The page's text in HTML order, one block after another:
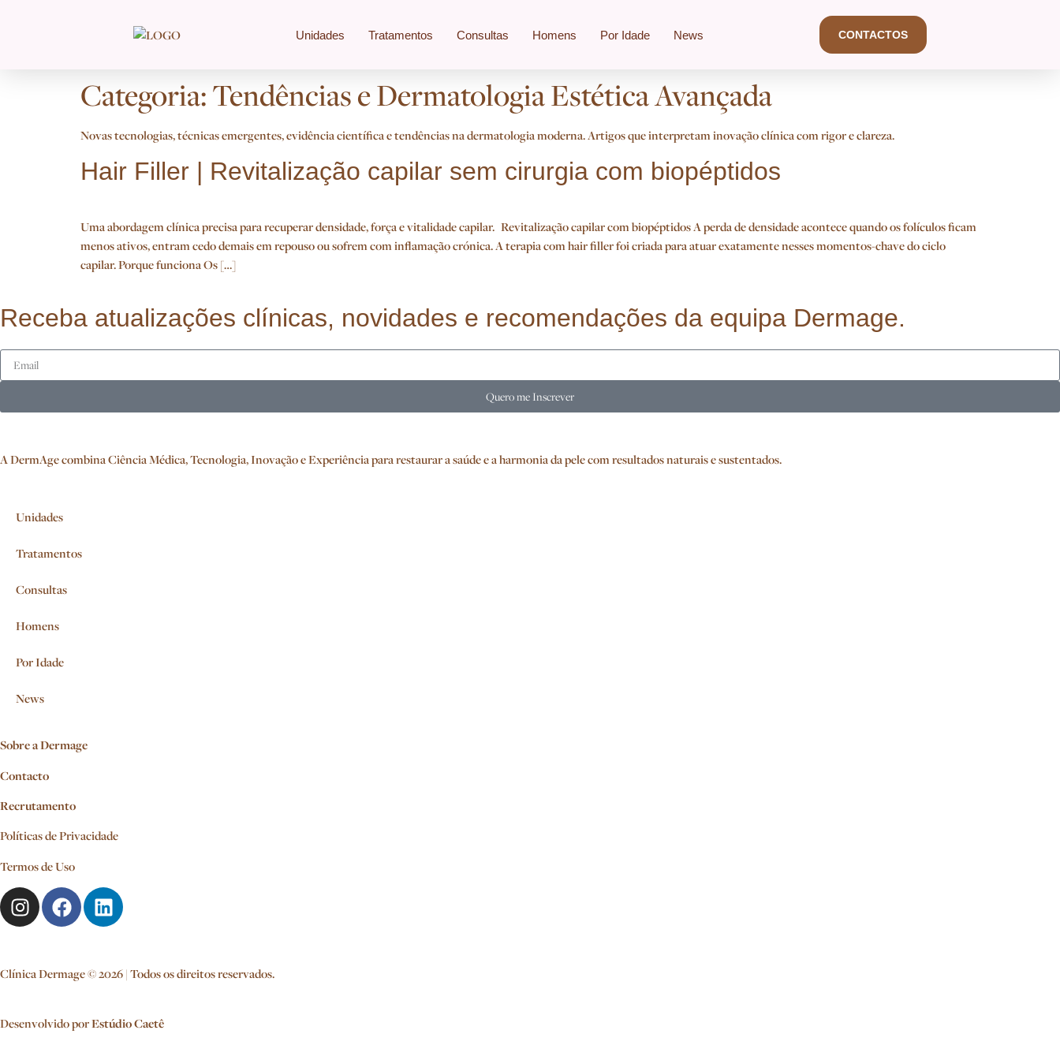
Unidades Tratamentos Consultas Homens Por Idade News CONTACTOS
Categoria:Tendências e Dermatologia Estética Avançada
Novas tecnologias, técnicas emergentes, evidência científica e tendências na dermatologia moderna. Artigos que interpretam inovação clínica com rigor e clareza.
Hair Filler | Revitalização capilar sem cirurgia com biopéptidos
Uma abordagem clínica precisa para recuperar densidade, força e vitalidade capilar. Revitalização capilar com biopéptidos A perda de densidade acontece quando os folículos ficam
menos ativos, entram cedo demais em repouso ou sofrem com inflamação crónica. A terapia com hair filler foi criada para atuar exatamente nesses momentos-chave do ciclo
capilar. Porque funciona Os […]
Receba atualizações clínicas, novidades e recomendações da equipa Dermage.
Quero me Inscrever
A DermAge combina Ciência Médica, Tecnologia, Inovação e Experiência para restaurar a saúde e a harmonia da pele com resultados naturais e sustentados.
Unidades
Tratamentos
Consultas
Homens
Por Idade
News
Sobre a Dermage
Contacto
Recrutamento
Políticas de Privacidade
Termos de Uso
Clínica Dermage © 2026 | Todos os direitos reservados.
Desenvolvido porEstúdio Caetê